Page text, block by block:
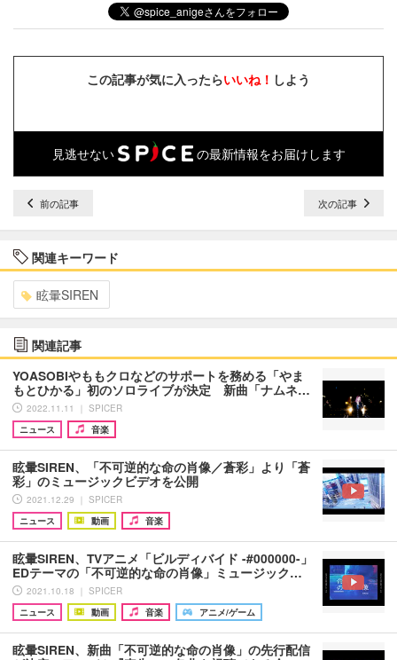
この記事が気に入ったらいいね！ しよう
見逃せない の最新情報をお届けします
前の記事 次の記事
関連キーワード
眩暈SIREN
関連記事
YOASOBIやももクロなどのサポートを務める「やま
もとひかる」初のソロライブが決定 新曲「ナムネ…
2022.11.11 ｜ SPICER
ニュース
音楽
眩暈SIREN、「不可逆的な命の肖像／蒼彩」より「蒼
彩」のミュージックビデオを公開
2021.12.29 ｜ SPICER
ニュース
動画 音楽
眩暈SIREN、TVアニメ「ビルディバイド -#000000-」
EDテーマの「不可逆的な命の肖像」ミュージック…
2021.10.18 ｜ SPICER
ニュース
動画 音楽 アニメ/ゲーム
眩暈SIREN、新曲「不可逆的な命の肖像」の先行配信